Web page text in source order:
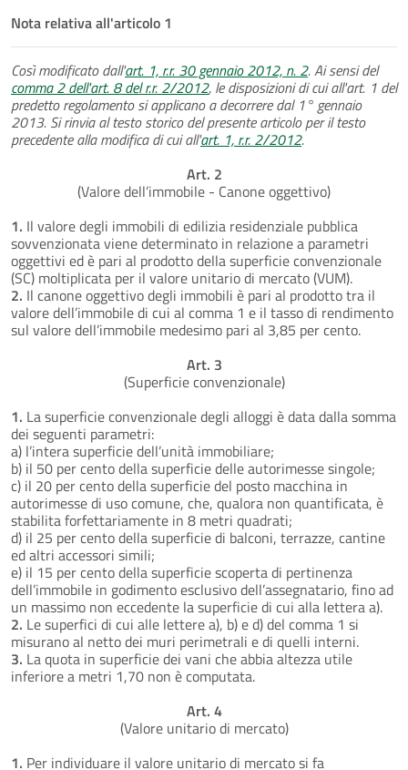
Nota relativa all'articolo 1
Così modificato dall'art. 1, r.r. 30 gennaio 2012, n. 2. Ai sensi del
comma 2 dell'art. 8 del r.r. 2/2012, le disposizioni di cui all'art. 1 del
predetto regolamento si applicano a decorrere dal 1° gennaio
2013. Si rinvia al testo storico del presente articolo per il testo
precedente alla modifica di cui all'art. 1, r.r. 2/2012.
Art. 2
(Valore dell’immobile - Canone oggettivo)
1. Il valore degli immobili di edilizia residenziale pubblica
sovvenzionata viene determinato in relazione a parametri
oggettivi ed è pari al prodotto della superficie convenzionale
(SC) moltiplicata per il valore unitario di mercato (VUM).
2. Il canone oggettivo degli immobili è pari al prodotto tra il
valore dell’immobile di cui al comma 1 e il tasso di rendimento
sul valore dell’immobile medesimo pari al 3,85 per cento.
Art. 3
(Superficie convenzionale)
1. La superficie convenzionale degli alloggi è data dalla somma
dei seguenti parametri:
a) l’intera superficie dell’unità immobiliare;
b) il 50 per cento della superficie delle autorimesse singole;
c) il 20 per cento della superficie del posto macchina in
autorimesse di uso comune, che, qualora non quantificata, è
stabilita forfettariamente in 8 metri quadrati;
d) il 25 per cento della superficie di balconi, terrazze, cantine
ed altri accessori simili;
e) il 15 per cento della superficie scoperta di pertinenza
dell’immobile in godimento esclusivo dell’assegnatario, fino ad
un massimo non eccedente la superficie di cui alla lettera a).
2. Le superfici di cui alle lettere a), b) e d) del comma 1 si
misurano al netto dei muri perimetrali e di quelli interni.
3. La quota in superficie dei vani che abbia altezza utile
inferiore a metri 1,70 non è computata.
Art. 4
(Valore unitario di mercato)
1. Per individuare il valore unitario di mercato si fa